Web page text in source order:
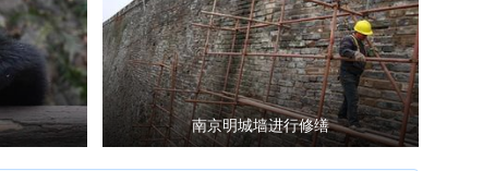
南京明城墙进行修缮